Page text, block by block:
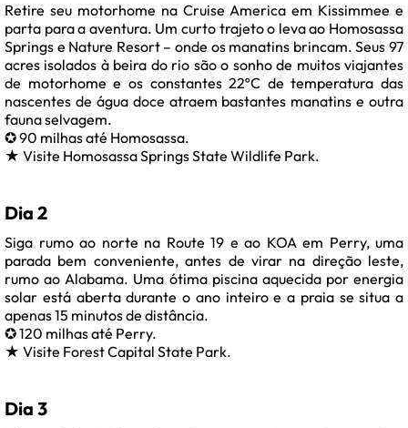
Retire seu motorhome na Cruise America em Kissimmee e
parta para a aventura. Um curto trajeto o leva ao Homosassa
Springs e Nature Resort – onde os manatins brincam. Seus 97
acres isolados à beira do rio são o sonho de muitos viajantes
de motorhome e os constantes 22ºC de temperatura das
nascentes de água doce atraem bastantes manatins e outra
fauna selvagem.
✪ 90 milhas até Homosassa.
★ Visite Homosassa Springs State Wildlife Park.
Dia 2
Siga rumo ao norte na Route 19 e ao KOA em Perry, uma
parada bem conveniente, antes de virar na direção leste,
rumo ao Alabama. Uma ótima piscina aquecida por energia
solar está aberta durante o ano inteiro e a praia se situa a
apenas 15 minutos de distância.
✪ 120 milhas até Perry.
★ Visite Forest Capital State Park.
Dia 3